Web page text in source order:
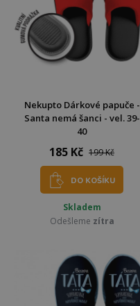
Nekupto Dárkové papuče -
Santa nemá šanci - vel. 39-
40
185 Kč 199 Kč
DO KOŠÍKU
Skladem
Odešleme zítra